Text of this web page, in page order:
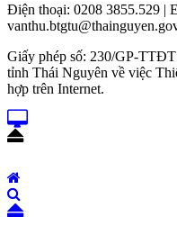
Điện thoại: 0208 3855.529 |
Giấy phép số: 230/GP-
tỉnh Thái Nguyên về việc
hợp trên Internet.